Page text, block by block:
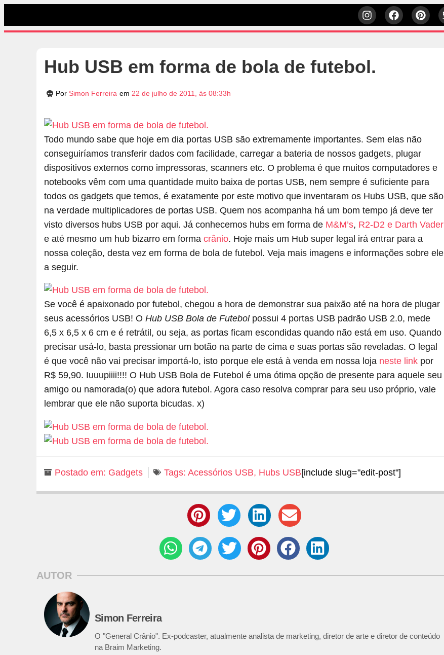
Hub USB em forma de bola de futebol.
Por Simon Ferreira em 22 de julho de 2011, às 08:33h
Todo mundo sabe que hoje em dia portas USB são extremamente importantes. Sem elas não
conseguiríamos transferir dados com facilidade, carregar a bateria de nossos gadgets, plugar
dispositivos externos como impressoras, scanners etc. O problema é que muitos computadores e
notebooks vêm com uma quantidade muito baixa de portas USB, nem sempre é suficiente para
todos os gadgets que temos, é exatamente por este motivo que inventaram os Hubs USB, que são
na verdade multiplicadores de portas USB. Quem nos acompanha há um bom tempo já deve ter
visto diversos hubs USB por aqui. Já conhecemos hubs em forma de M&M’s, R2-D2 e Darth Vader
e até mesmo um hub bizarro em forma crânio. Hoje mais um Hub super legal irá entrar para a
nossa coleção, desta vez em forma de bola de futebol. Veja mais imagens e informações sobre ele
a seguir.
Se você é apaixonado por futebol, chegou a hora de demonstrar sua paixão até na hora de plugar
seus acessórios USB! O Hub USB Bola de Futebolpossui 4 portas USB padrão USB 2.0, mede
6,5 x 6,5 x 6 cm e é retrátil, ou seja, as portas ficam escondidas quando não está em uso. Quando
precisar usá-lo, basta pressionar um botão na parte de cima e suas portas são reveladas. O legal
é que você não vai precisar importá-lo, isto porque ele está à venda em nossa loja neste link por
R$ 59,90. Iuuupiiii!!!! O Hub USB Bola de Futebol é uma ótima opção de presente para aquele seu
amigo ou namorada(o) que adora futebol. Agora caso resolva comprar para seu uso próprio, vale
lembrar que ele não suporta bicudas. x)
Postado em: Gadgets Tags: Acessórios USB, Hubs USB[include slug="edit-post"]
AUTOR
Simon Ferreira
O "General Crânio". Ex-podcaster, atualmente analista de marketing, diretor de arte e diretor de conteúdo
na Braim Marketing.